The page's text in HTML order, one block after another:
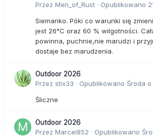
Przez Men_of_Rust · Opublikowano
Siemanko. Póki co warunki się
jest 26°C oraz 60 % wilgotności.
powinna, puchnie,nie marudzi i
dostaje bez marudzenia.
Outdoor 2026
Przez stix33 · Opublikowano Środa o
Śliczne
Outdoor 2026
Przez Marcel852 · Opublikowano